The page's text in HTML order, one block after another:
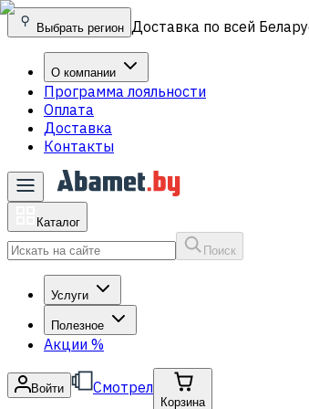
Выбрать регион Доставка по всей
О компании
Программа лояльности
Оплата
Доставка
Контакты
Каталог
Поиск
Услуги
Полезное
Акции %
Войти Смотрел
Корзина